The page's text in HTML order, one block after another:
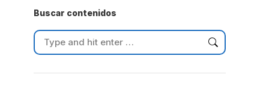
Buscar contenidos
Search: